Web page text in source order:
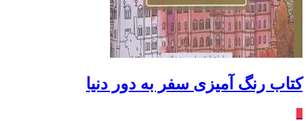
کتاب رنگ آمیزی سفر به دور دنیا